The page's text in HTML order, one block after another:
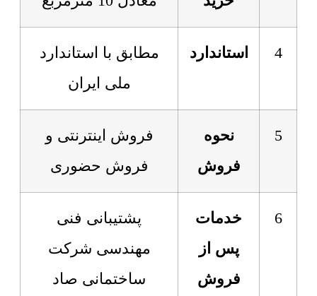
4 استاندارد
مطابق با استاندارد
ملی ایران
5
نحوه
فروش
فروش اینترنتی و
فروش حضوری
6
خدمات
پس از
فروش
پشتیبانی فنی
مهندسی شرکت
ساختمانی صاد